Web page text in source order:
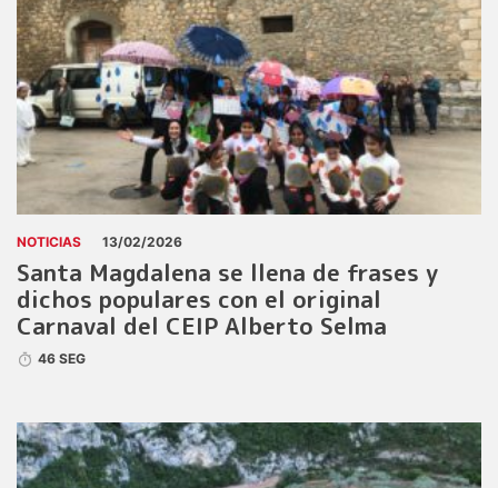
NOTICIAS 13/02/2026
Santa Magdalena se llena de frases y
dichos populares con el original
Carnaval del CEIP Alberto Selma
46 SEG